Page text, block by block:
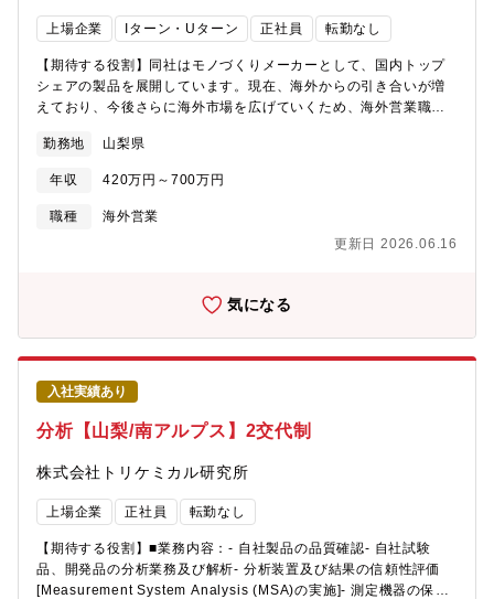
成】・EC・CRMシステム課（メンバー6名）・人事財務GP会社
向けシステム課（メンバー6名）※配属部門・PJTは適性・能力・
ゼのここがいい】◎世界1000店舗以上の安定基盤◎業種未経験歓
迎◎各種手当・休暇制度充実◎4年連続で基本給与アップを実現
◎4年連続年間休日数UP◎社員寮または住宅補助制度あり（引っ
越し手当あり）
上場企業 Iターン・Uターン 正社員 転勤なし
【期待する役割】同社はモノづくりメーカーとして、国内トップ
シェアの製品を展開しています。現在、海外からの引き合いが増
えており、今後さらに海外市場を広げていくため、海外営業職を
ら、製品の提案や市場開拓を行っていただきます。メーカー営業
として、製造部門と連携しながらお客様の要望を形にしていく仕
事です。■職務内容：・海外顧客への営業活動（直接販売）・海外
顧客との商談・関係構築・海外展示会への参加・海外市場の情報
と直接やり取りを行い、世界の市場に向けて製品を提案しま
拡大していく段階です。・当社製品は品質や技術力が評価され、
海外のお客様から多くの問い合わせをいただいています。・海外
展示会や顧客訪問のため、海外出張があります。■働きやすさ：・
UIターンの中途入社者が増加しています。・社風としては、周囲
のへの配慮や顧客志向が高いことが特徴です。・正社員／パート
／新卒ともに定着率80％以上と、従業員満足度も高くなっていま
す。・定性的な情報もきちんと評価に組み込まれる、納得度高い
評価制度があります。・年間休日122日／土日祝休み／残業月平均
12時間…各業務に要した時間を見える化し、効率よく業務が進め
られるようフォローします。
勤務地 山梨県
年収 420万円～700万円
職種
海外営業
更新日 2026.06.16
気になる
入社実績あり
分析【山梨/南アルプス】2交代制
株式会社トリケミカル研究所
上場企業 正社員 転勤なし
【期待する役割】■業務内容：- 自社製品の品質確認- 自社試験
品、開発品の分析業務及び解析- 分析装置及び結果の信頼性評価
[Measurement System Analysis (MSA)の実施]- 測定機器の保